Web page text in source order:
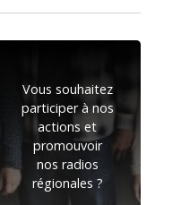
Vous souhaitez
participer à nos
actions et
promouvoir
nos radios
régionales ?